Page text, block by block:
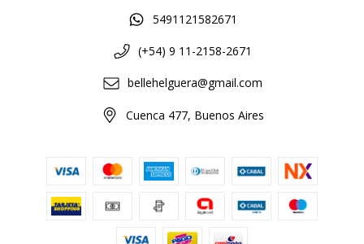
5491121582671
(+54) 9 11-2158-2671
bellehelguera@gmail.com
Cuenca 477, Buenos Aires